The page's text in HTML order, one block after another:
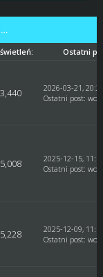
Ostatni
3,440
2026-03-21,
Ostatni post:
5,008
2025-12-15,
Ostatni post:
5,228
2025-12-09,
Ostatni post: